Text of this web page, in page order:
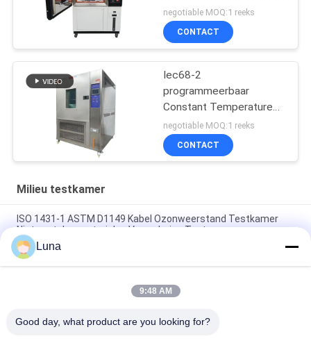
het Testen Machine
negotiable MOQ:1 reeks
CONTACT
Iec68-2
programmeerbaar
Constant Temperature
And Humidity Machine
negotiable MOQ:1 reeks
CONTACT
Milieu testkamer
ISO 1431-1 ASTM D1149 Kabel Ozonweerstand Testkamer
Niet-metalen materialen Veroudering Tester
ISO 187 TAPPI T 402 Kamer met constante temperatuur en
vochtigheid voor papierconditionering Milieutestkamer
SUS304 het binnenlandse Programmeerbare Materiaal Op
Luna
9:48 AM
Good day, what product are you looking for?